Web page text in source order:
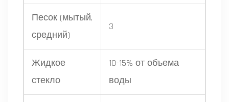
Песок (мытый,
средний)
3
Жидкое
стекло
10-15% от объема
воды